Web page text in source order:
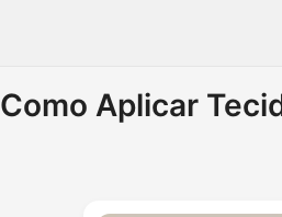
Como Aplicar